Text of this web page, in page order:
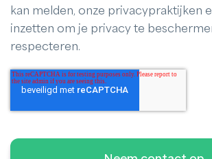
kan melden, onze privacypraktijken
inzetten om je privacy te
respecteren.